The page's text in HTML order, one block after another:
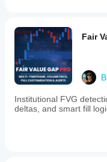
Fair
Institutional FVG
deltas, and smart fill